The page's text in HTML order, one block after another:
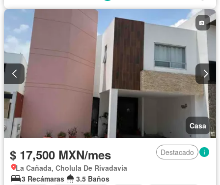
Casa
$ 17,500 MXN/mes
Destacado
La Cañada, Cholula De Rivadavia
3 Recámaras
3.5 Baños